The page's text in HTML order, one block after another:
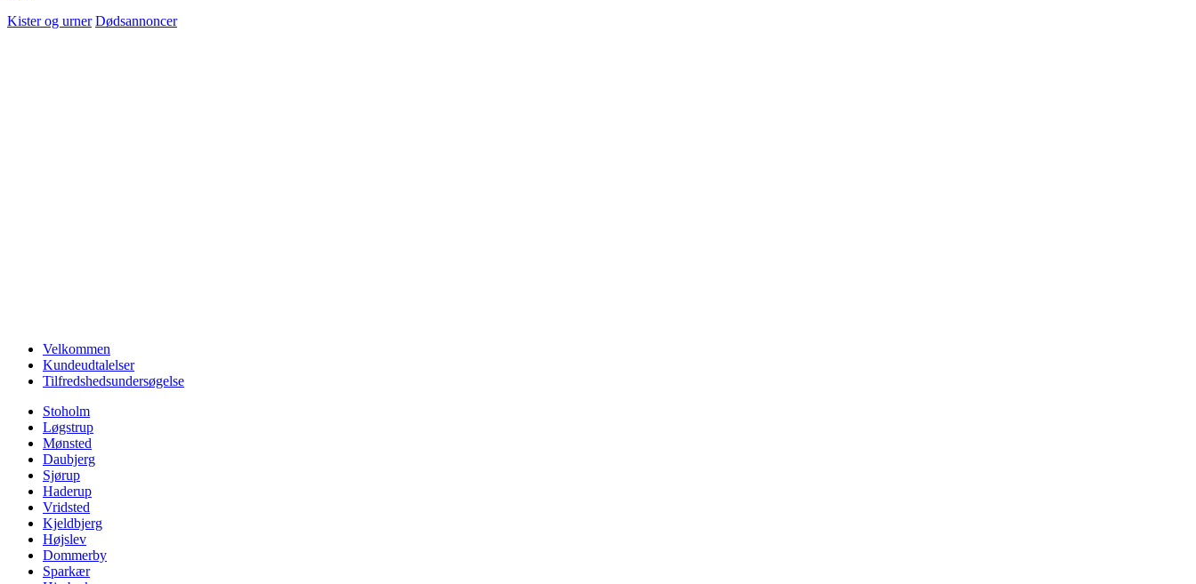
Kister og urner Dødsannoncer
Velkommen
Kundeudtalelser
Tilfredshedsundersøgelse
Stoholm
Løgstrup
Mønsted
Daubjerg
Sjørup
Haderup
Vridsted
Kjeldbjerg
Højslev
Dommerby
Sparkær